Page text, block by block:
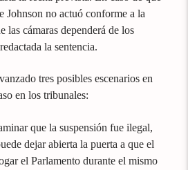
Johnson no actuó conforme a la
las cámaras dependerá de los
la sentencia.
tres posibles escenarios en
en los tribunales:
que la suspensión fue ilegal,
dejar abierta la puerta a que el
el Parlamento durante el mismo